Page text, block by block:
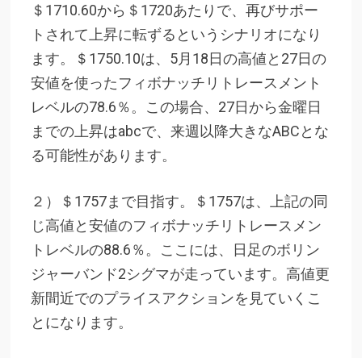
＄1710.60から＄1720あたりで、再びサポー
トされて上昇に転ずるというシナリオになり
ます。＄1750.10は、5月18日の高値と27日の
安値を使ったフィボナッチリトレースメント
レベルの78.6％。この場合、27日から金曜日
までの上昇はabcで、来週以降大きなABCとな
る可能性があります。
２）＄1757まで目指す。＄1757は、上記の同
じ高値と安値のフィボナッチリトレースメン
トレベルの88.6％。ここには、日足のボリン
ジャーバンド2シグマが走っています。高値更
新間近でのプライスアクションを見ていくこ
とになります。